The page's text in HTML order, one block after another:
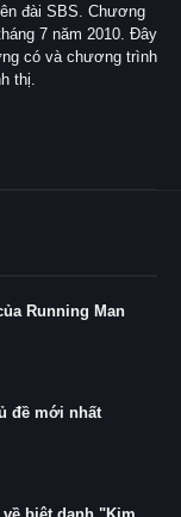
đài SBS. Chương
7 năm 2010. Đây
có và chương trình
thị.
Running Man
đề mới nhất